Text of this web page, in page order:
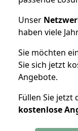
Unser
haben viele
Sie möchten
Sie sich jetzt
Angebote.
Füllen Sie jetzt
kostenlose